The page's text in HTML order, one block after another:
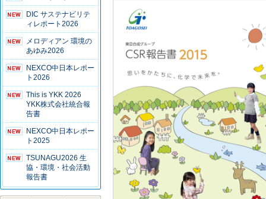
DIC サステナビリテ
ィレポート2026
メロディアン 環境の
あゆみ2026
NEXCO中日本レポー
ト2026
This is YKK 2026
YKK株式会社統合報
告書
NEXCO中日本レポー
ト2025
TSUNAGU2026 生
協・環境・社会活動
報告書